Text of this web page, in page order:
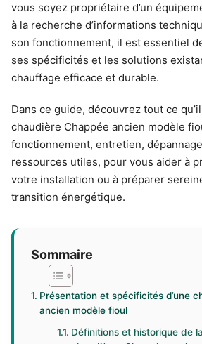
vous soyez propriétaire d’un
à la recherche d’informations
son fonctionnement, il est essentiel
ses spécificités et les solutions
chauffage efficace et durable.
Dans ce guide, découvrez tout ce
chaudière Chappée ancien modèle
fonctionnement, entretien,
ressources utiles, pour vous aider à
votre installation ou à préparer
transition énergétique.
Sommaire
Présentation et spécificités d’une
ancien modèle fioul
Définitions et historique de